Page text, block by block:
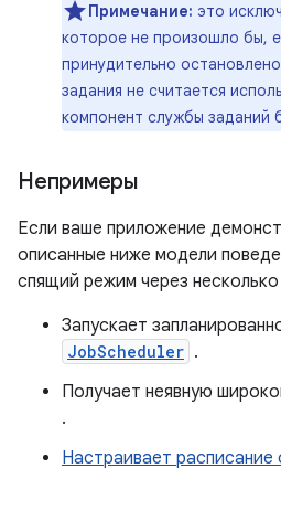
Примечание: это
которое не произошло бы,
принудительно
задания не считается
компонент службы заданий
Непримеры
Если ваше приложение
описанные ниже модели
спящий режим через
Запускает
JobScheduler .
Получает неявную
.
Настраивает